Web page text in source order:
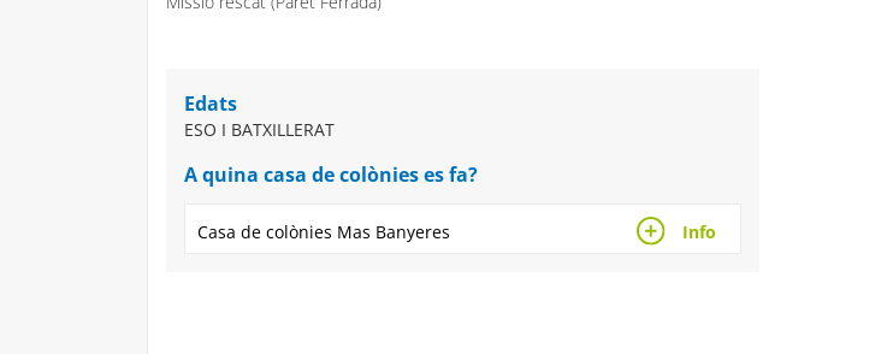
Edats
ESO I BATXILLERAT
A quina casa de colònies es fa?
Casa de colònies Mas Banyeres Info